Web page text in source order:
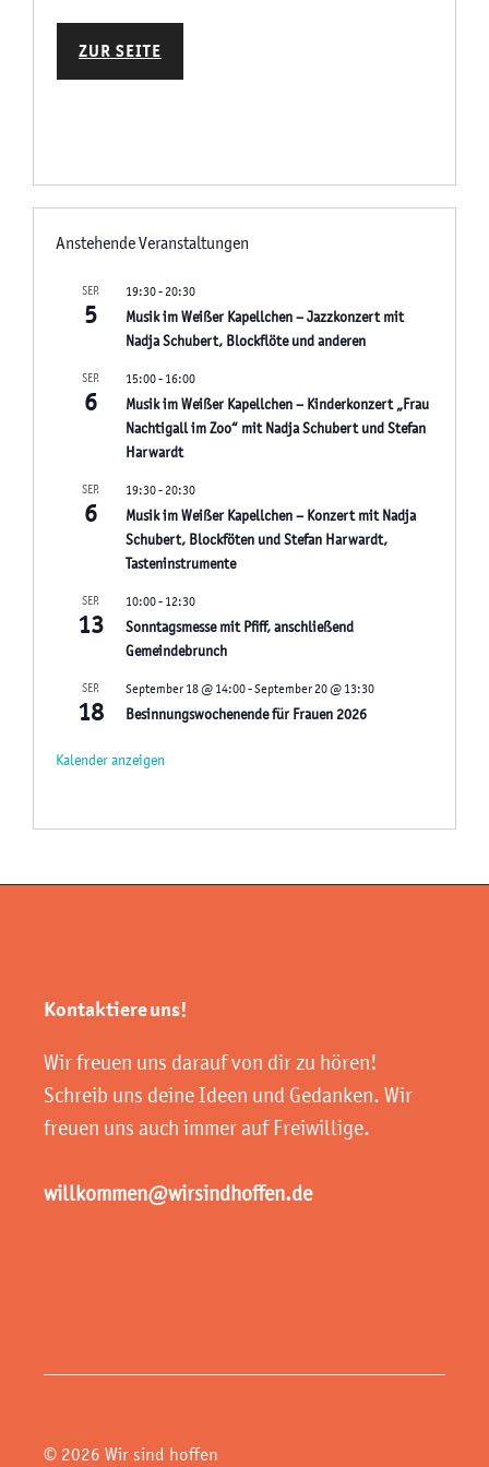
ZUR SEITE
Anstehende Veranstaltungen
SEP.
5
19:30-20:30
Musik im Weißer Kapellchen – Jazzkonzert mit
Nadja Schubert, Blockflöte und anderen
SEP.
6
15:00- 16:00
Musik im Weißer Kapellchen – Kinderkonzert „Frau
Nachtigall im Zoo“ mit Nadja Schubert und Stefan
Harwardt
SEP.
6
19:30-20:30
Musik im Weißer Kapellchen – Konzert mit Nadja
Schubert, Blockföten und Stefan Harwardt,
Tasteninstrumente
SEP.
13
10:00- 12:30
Sonntagsmesse mit Pfiff, anschließend
Gemeindebrunch
SEP.
18
September 18 @ 14:00-September 20 @ 13:30
Besinnungswochenende für Frauen 2026
Kalender anzeigen
Kontaktiere uns!
Wir freuen uns darauf von dir zu hören!
Schreib uns deine Ideen und Gedanken. Wir
freuen uns auch immer auf Freiwillige.
willkommen@wirsindhoffen.de
© 2026 Wir sind hoffen